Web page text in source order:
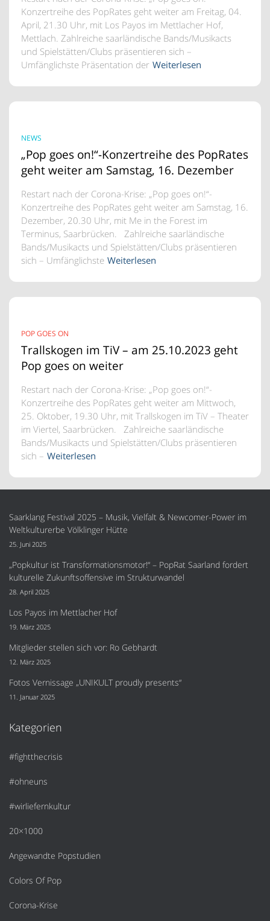
Konzertreihe des PopRates geht weiter am Freitag, 04.
April, 21.30 Uhr, mit Los Payos im Mettlacher Hof,
Mettlach. Zahlreiche saarländische Bands/Musikacts
und Spielstätten/Clubs präsentieren sich –
Umfänglichste Präsentation der Weiterlesen
NEWS
„Pop goes on!“-Konzertreihe des PopRates
geht weiter am Samstag, 16. Dezember
Restart nach der Corona-Krise: „Pop goes on!“-
Konzertreihe des PopRates geht weiter am Samstag, 16.
Dezember, 20.30 Uhr, mit Me in the Forest im
Terminus, Saarbrücken. Zahlreiche saarländische
Bands/Musikacts und Spielstätten/Clubs präsentieren
sich – Umfänglichste Weiterlesen
POP GOES ON
Trallskogen im TiV – am 25.10.2023 geht
Pop goes on weiter
Restart nach der Corona-Krise: „Pop goes on!“-
Konzertreihe des PopRates geht weiter am Mittwoch,
25. Oktober, 19.30 Uhr, mit Trallskogen im TiV – Theater
im Viertel, Saarbrücken. Zahlreiche saarländische
Bands/Musikacts und Spielstätten/Clubs präsentieren
sich – Weiterlesen
Saarklang Festival 2025 – Musik, Vielfalt & Newcomer-Power im
Weltkulturerbe Völklinger Hütte
25. Juni 2025
„Popkultur ist Transformationsmotor!“ – PopRat Saarland fordert
kulturelle Zukunftsoffensive im Strukturwandel
28. April 2025
Los Payos im Mettlacher Hof
19. März 2025
Mitglieder stellen sich vor: Ro Gebhardt
12. März 2025
Fotos Vernissage „UNIKULT proudly presents“
11. Januar 2025
Kategorien
#fightthecrisis
#ohneuns
#wirliefernkultur
20×1000
Angewandte Popstudien
Colors Of Pop
Corona-Krise